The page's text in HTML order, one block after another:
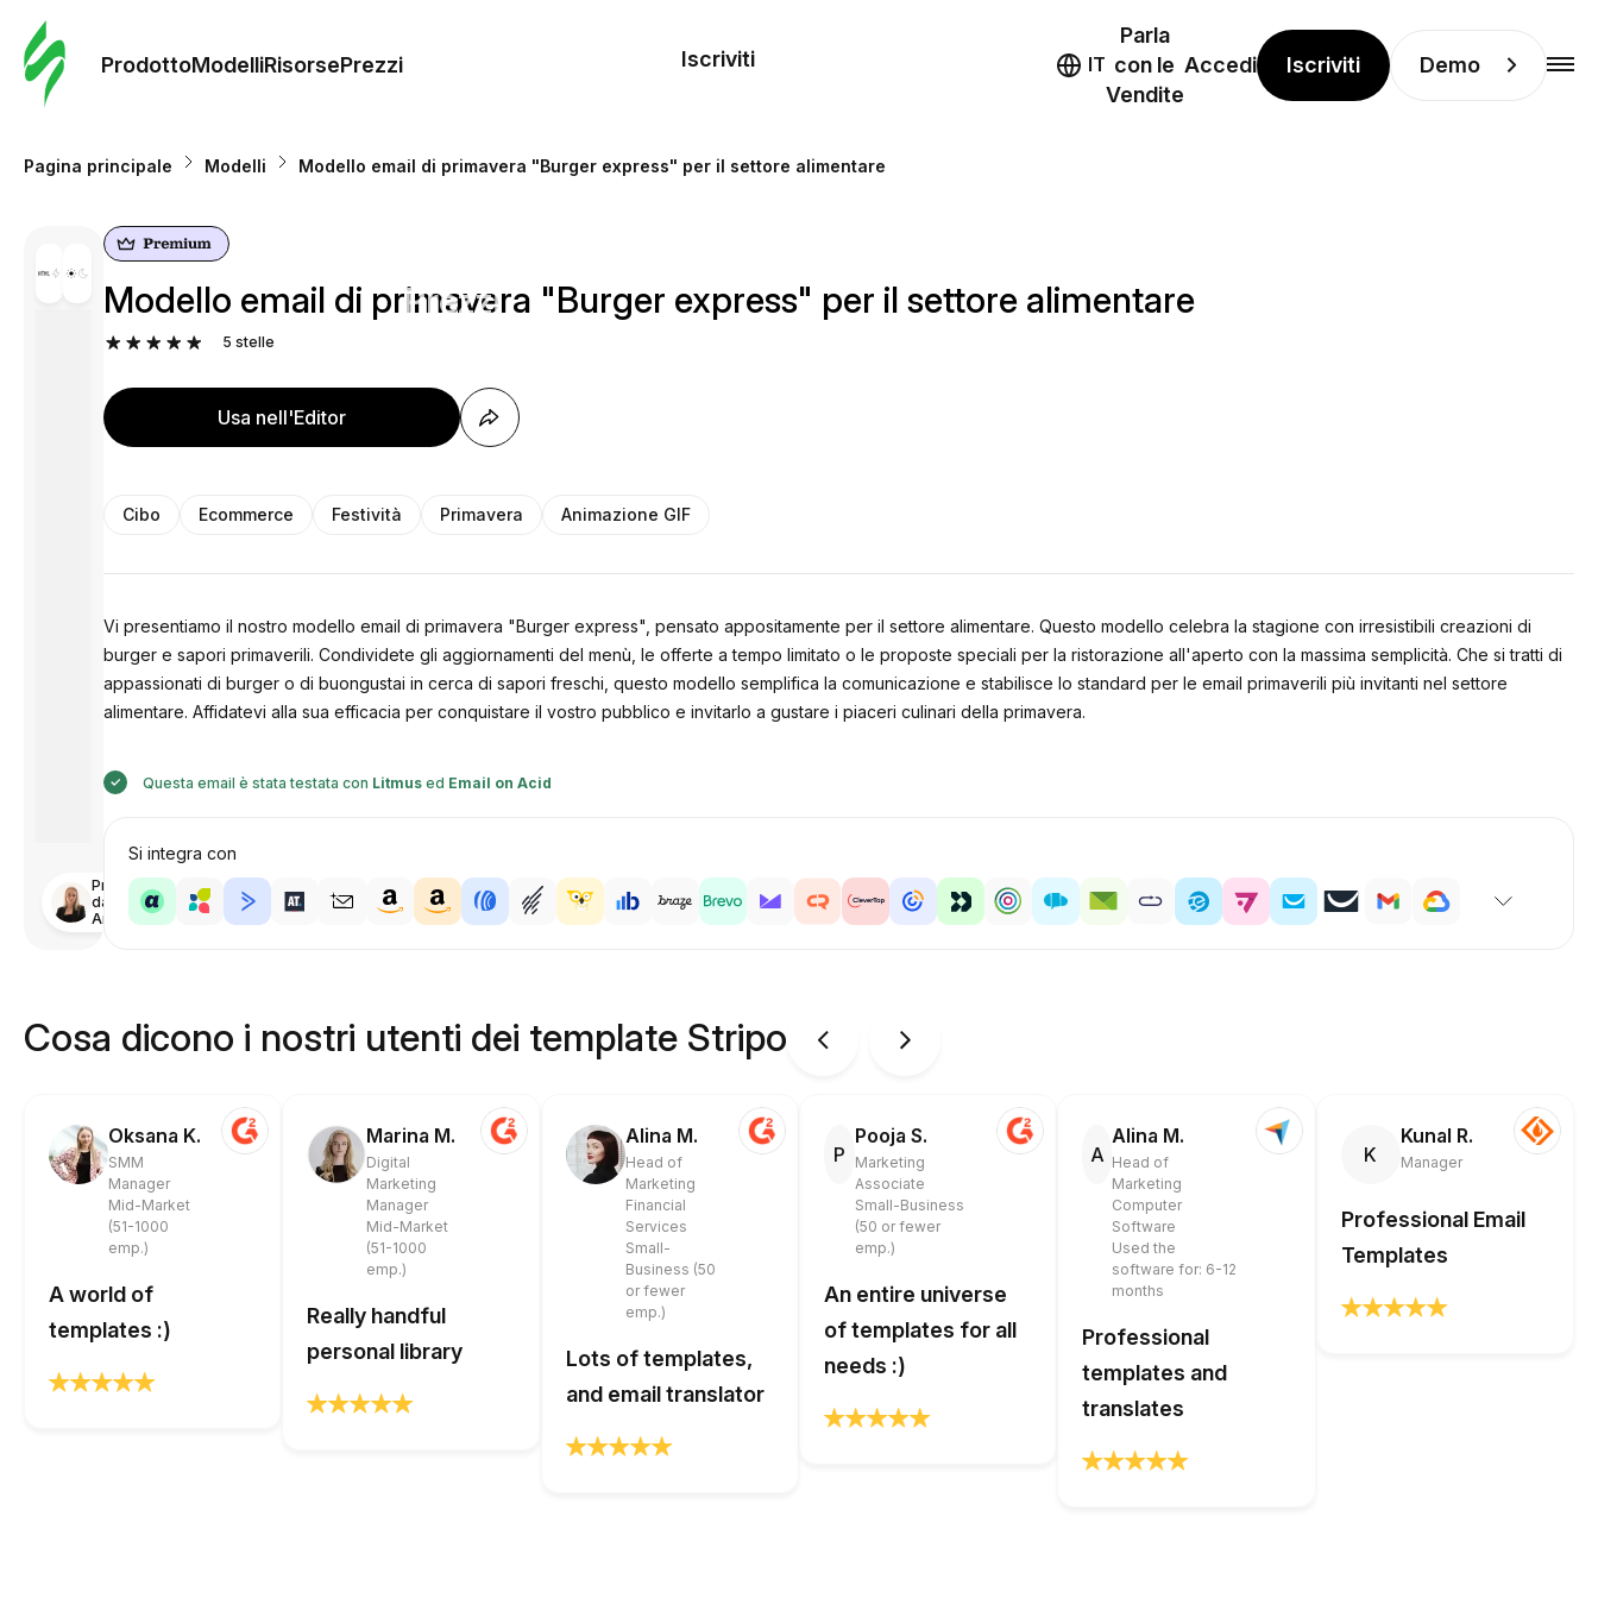
ProdottoModelliRisorsePrezzi
Prezzi
Iscriviti IT
Parla
con le
Vendite
Accedi Iscriviti Demo
Pagina principale Modelli Modello email di primavera "Burger express" per il settore alimentare
Progettato
da
Anastasiia
Modello email di primavera "Burger express" per il settore alimentare
5 stelle
Usa nell'Editor
Cibo Ecommerce Festività Primavera Animazione GIF
Vi presentiamo il nostro modello email di primavera "Burger express", pensato appositamente per il settore alimentare. Questo modello celebra la stagione con irresistibili creazioni di
burger e sapori primaverili. Condividete gli aggiornamenti del menù, le offerte a tempo limitato o le proposte speciali per la ristorazione all'aperto con la massima semplicità. Che si tratti di
appassionati di burger o di buongustai in cerca di sapori freschi, questo modello semplifica la comunicazione e stabilisce lo standard per le email primaverili più invitanti nel settore
alimentare. Affidatevi alla sua efficacia per conquistare il vostro pubblico e invitarlo a gustare i piaceri culinari della primavera.
Questa email è stata testata con Litmused Email on Acid
Si integra con
Cosa dicono i nostri utenti dei template Stripo
Oksana K.
SMM
Manager
Mid-Market
(51-1000
emp.)
A world of
templates :)
Marina M.
Digital
Marketing
Manager
Mid-Market
(51-1000
emp.)
Really handful
personal library
Alina M.
Head of
Marketing
Financial
Services
Small-
Business (50
or fewer
emp.)
Lots of templates,
and email translator
P
Pooja S.
Marketing
Associate
Small-Business
(50 or fewer
emp.)
An entire universe
of templates for all
needs :)
A
Alina M.
Head of
Marketing
Computer
Software
Used the
software for: 6-12
months
Professional
templates and
translates
K
Kunal R.
Manager
Professional Email
Templates